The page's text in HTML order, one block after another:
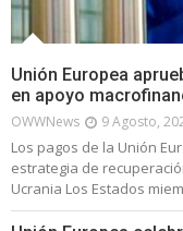
Unión Europea
en apoyo
OWWNews 9 Agosto,
Los pagos de la Unión
estrategia de
Ucrania Los Estados